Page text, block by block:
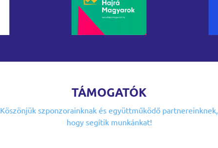
TÁMOGATÓK
Köszönjük szponzorainknak és együttműködő partnereinknek,
hogy segítik munkánkat!